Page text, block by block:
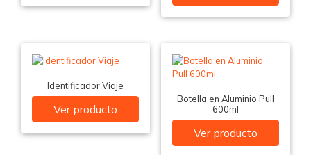
Identificador Viaje
Ver producto
Botella en Aluminio Pull
600ml
Ver producto